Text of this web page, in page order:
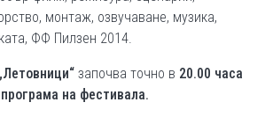
монтаж, озвучаване, музика,
ФФ Пилзен 2014.
Летовници“ започва точно в 20.00 часа
на фестивала.